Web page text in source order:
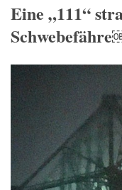
Eine „111“